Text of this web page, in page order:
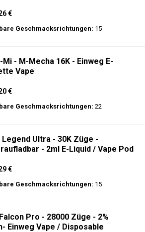
€
Geschmacksrichtungen: 15
- M-Mecha 16K - Einweg E-
Vape
€
Geschmacksrichtungen: 22
Legend Ultra - 30K Züge -
- 2ml E-Liquid / Vape Pod
€
Geschmacksrichtungen: 15
Pro - 28000 Züge - 2%
Einweg Vape / Disposable